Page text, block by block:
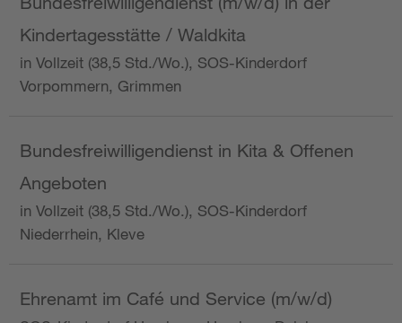
Kindertagesstätte / Waldkita
in Vollzeit (38,5 Std./Wo.), SOS-Kinderdorf
Vorpommern, Grimmen
Bundesfreiwilligendienst in Kita & Offenen
Angeboten
in Vollzeit (38,5 Std./Wo.), SOS-Kinderdorf
Niederrhein, Kleve
Ehrenamt im Café und Service (m/w/d)